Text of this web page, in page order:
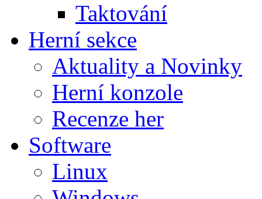
Taktování
Herní sekce
Aktuality a Novinky
Herní konzole
Recenze her
Software
Linux